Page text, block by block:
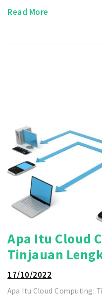
Read More
Apa Itu Cloud
Tinjauan
17/10/2022
Apa Itu Cloud Computing: